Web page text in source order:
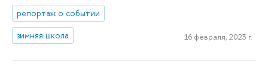
репортаж о событии
зимняя школа
16 февраля, 2023 г.